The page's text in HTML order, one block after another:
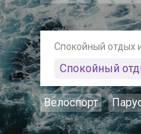
Спокойный отдых
Спокойный
Велоспорт